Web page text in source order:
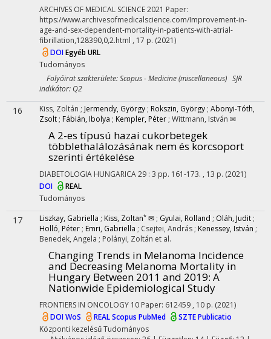
ARCHIVES OF MEDICAL SCIENCE2021 Paper:
https://www.archivesofmedicalscience.com/Improvement-in-
age-and-sex-dependent-mortality-in-patients-with-atrial-
fibrillation,128390,0,2.html , 17 p. (2021)
DOIEgyéb URL
Tudományos
Folyóirat szakterülete: Scopus - Medicine (miscellaneous) SJR
indikátor: Q2
16 Kiss, Zoltán ; Jermendy, György ; Rokszin, György ; Abonyi-Tóth,
Zsolt ; Fábián, Ibolya ; Kempler, Péter ; Wittmann, István ✉
A 2-es típusú hazai cukorbetegek
többlethalálozásának nem és korcsoport
szerinti értékelése
DIABETOLOGIA HUNGARICA29 : 3 pp. 161-173. , 13 p. (2021)
DOI
REAL
Tudományos
17 Liszkay, Gabriella ; Kiss, Zoltan* ✉ ; Gyulai, Rolland ; Oláh, Judit ;
Holló, Péter ; Emri, Gabriella ; Csejtei, András ; Kenessey, István ;
Benedek, Angela ; Polányi, Zoltán et al.
Changing Trends in Melanoma Incidence
and Decreasing Melanoma Mortality in
Hungary Between 2011 and 2019: A
Nationwide Epidemiological Study
FRONTIERS IN ONCOLOGY 10 Paper: 612459 , 10 p. (2021)
DOIWoS REALScopus PubMed
SZTE Publicatio
Központi kezelésűTudományos